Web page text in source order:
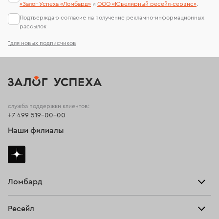
*для новых подписчиков
«Залог Успеха «Ломбард» и ООО «Ювелирный ресейл-сервиc».
Подтверждаю согласие на получение рекламно-информационных
рассылок
Ломбард
Ресейл
служба поддержки клиентов:
+7 499 519-00-00
Наши филиалы